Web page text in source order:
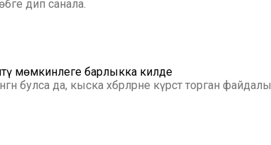
дип санала.
итү мөмкинлеге барлыкка килде
булса да, кыска хәбәрләрне күрсәтә торган файдалы